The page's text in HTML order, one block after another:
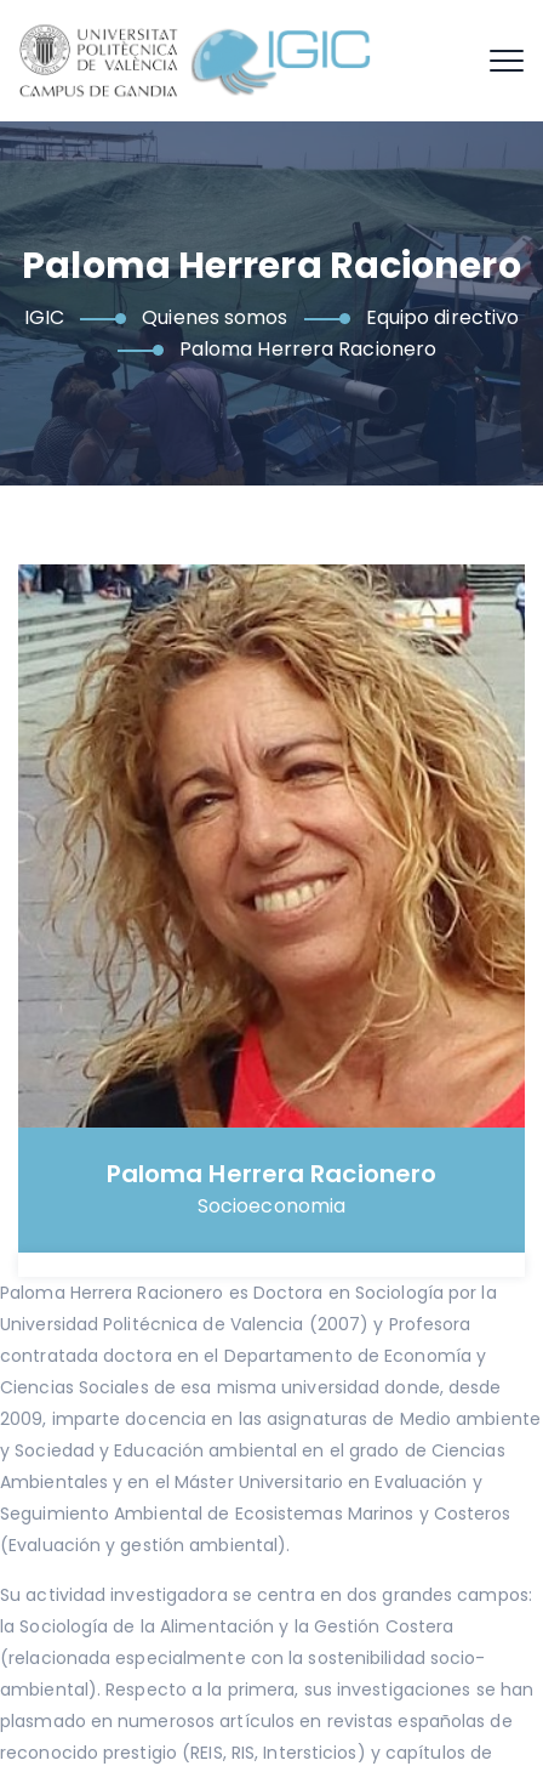
Paloma Herrera Racionero
IGIC Quienes somos
Equipo directivo
Paloma Herrera Racionero
Paloma Herrera Racionero
Socioeconomia
Paloma Herrera Racionero es Doctora en Sociología por la
Universidad Politécnica de Valencia (2007) y Profesora
contratada doctora en el Departamento de Economía y
Ciencias Sociales de esa misma universidad donde, desde
2009, imparte docencia en las asignaturas de Medio ambiente
y Sociedad y Educación ambiental en el grado de Ciencias
Ambientales y en el Máster Universitario en Evaluación y
Seguimiento Ambiental de Ecosistemas Marinos y Costeros
(Evaluación y gestión ambiental).
Su actividad investigadora se centra en dos grandes campos:
la Sociología de la Alimentación y la Gestión Costera
(relacionada especialmente con la sostenibilidad socio-
ambiental). Respecto a la primera, sus investigaciones se han
plasmado en numerosos artículos en revistas españolas de
reconocido prestigio (REIS, RIS, Intersticios) y capítulos de